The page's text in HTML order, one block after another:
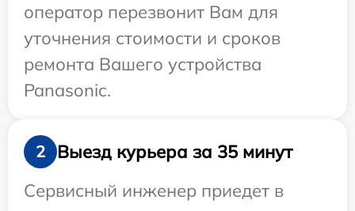
оператор перезвонит Вам для
уточнения стоимости и сроков
ремонта Вашего устройства
Panasonic.
2
Выезд курьера за 35 минут
Сервисный инженер приедет в